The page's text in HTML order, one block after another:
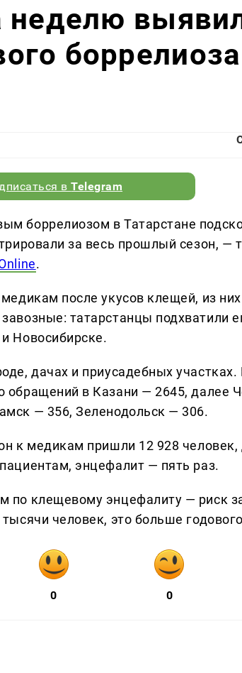
неделю
вTelegram
боррелиозом в Татарстане
за весь прошлый сезон, —
.
после укусов клещей, из
татарстанцы подхватили
Новосибирске.
дачах и приусадебных
обращений в Казани — 2645, далее
— 356, Зеленодольск — 306.
к медикам пришли 12 928 человек,
энцефалит — пять раз.
по клещевому энцефалиту — риск
человек, это больше
0 0